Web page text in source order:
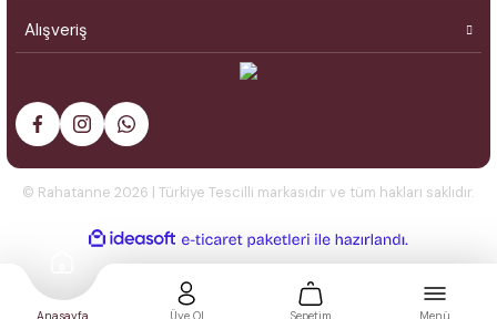
Alışveriş
© Rahatanne 2026 | Türkiye Tescilli markasıdır ve tüm hakları saklıdır.
Anasayfa
ideasoft
e-